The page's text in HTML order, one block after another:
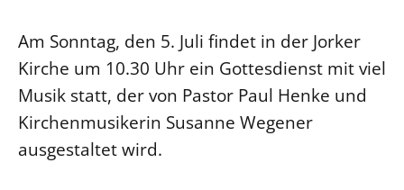
Am Sonntag, den 5. Juli findet in der Jorker
Kirche um 10.30 Uhr ein Gottesdienst mit viel
Musik statt, der von Pastor Paul Henke und
Kirchenmusikerin Susanne Wegener
ausgestaltet wird.